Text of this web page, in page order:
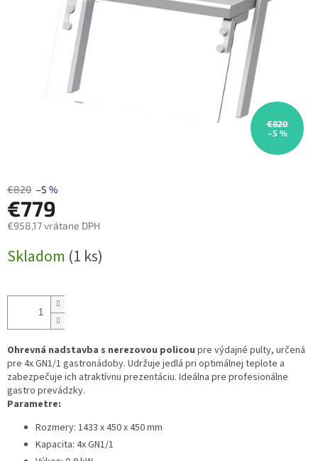
€820
–5 %
€820 –5 %
€779
€958,17 vrátane DPH
cena:
Skladom (1 ks)
Ohrevná nadstavba s nerezovou policou pre výdajné pulty, určená
pre 4x GN1/1 gastronádoby. Udržuje jedlá pri optimálnej teplote a
zabezpečuje ich atraktívnu prezentáciu. Ideálna pre profesionálne
gastro prevádzky.
Parametre:
Rozmery: 1433 x 450 x 450 mm
Kapacita: 4x GN1/1